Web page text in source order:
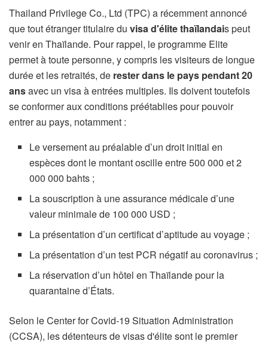
Thailand Privilege Co., Ltd (TPC) a récemment annoncé
que tout étranger titulaire du visa d'élite thaïlandais peut
venir en Thaïlande. Pour rappel, le programme Elite
permet à toute personne, y compris les visiteurs de longue
durée et les retraités, de rester dans le pays pendant 20
ansavec un visa à entrées multiples. Ils doivent toutefois
se conformer aux conditions préétablies pour pouvoir
entrer au pays, notamment :
Le versement au préalable d’un droit initial en
espèces dont le montant oscille entre 500 000 et 2
000 000 bahts ;
La souscription à une assurance médicale d’une
valeur minimale de 100 000 USD ;
La présentation d’un certificat d’aptitude au voyage ;
La présentation d’un test PCR négatif au coronavirus ;
La réservation d’un hôtel en Thaïlande pour la
quarantaine d’États.
Selon le Center for Covid-19 Situation Administration
(CCSA), les détenteurs de visas d'élite sont le premier